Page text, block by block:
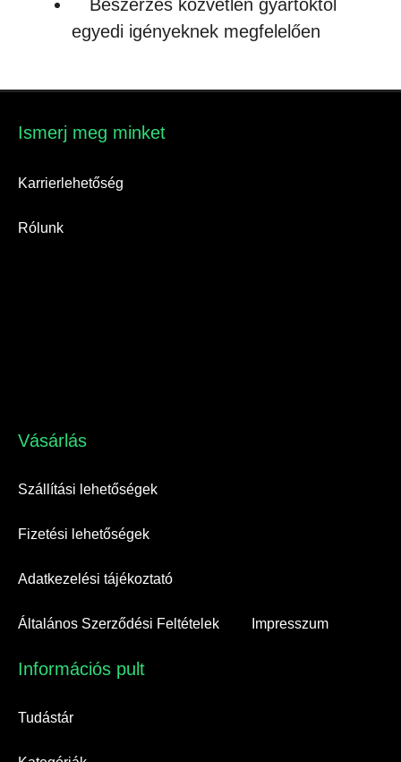
Beszerzés közvetlen gyártóktól
egyedi igényeknek megfelelően
Ismerj meg minket​
Karrierlehetőség
Rólunk
Vásárlás​
Szállítási lehetőségek
Fizetési lehetőségek
Adatkezelési tájékoztató
Általános Szerződési Feltételek Impresszum
Információs pult​
Tudástár